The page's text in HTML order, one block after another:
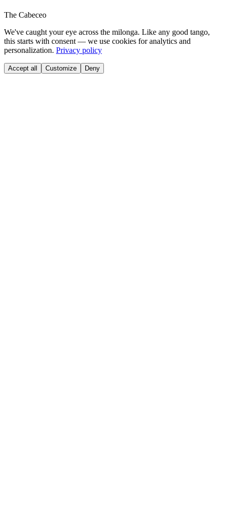
The Cabeceo
We've caught your eye across the milonga. Like any good tango,
this starts with consent — we use cookies for analytics and
personalization. Privacy policy
Accept all Customize Deny